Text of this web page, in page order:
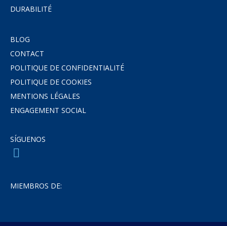
DURABILITÉ
BLOG
CONTACT
POLITIQUE DE CONFIDENTIALITÉ
POLITIQUE DE COOKIES
MENTIONS LÉGALES
ENGAGEMENT SOCIAL
SÍGUENOS
MIEMBROS DE: